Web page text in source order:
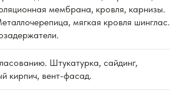
мембрана, кровля, карнизы.
мягкая кровля шинглас.
Штукатурка, сайдинг,
кирпич, вент-фасад.